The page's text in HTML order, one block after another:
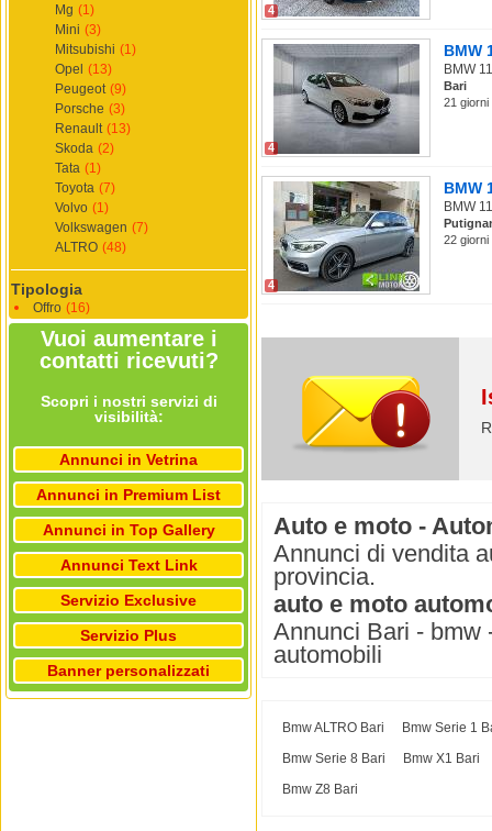
Mg (1)
Mini (3)
Mitsubishi (1)
Opel (13)
Peugeot (9)
Porsche (3)
Renault (13)
Skoda (2)
Tata (1)
Toyota (7)
Volvo (1)
Volkswagen (7)
ALTRO (48)
Tipologia
Offro (16)
Vuoi aumentare i
contatti ricevuti?
Scopri i nostri servizi di
visibilità:
Annunci in Vetrina
Annunci in Premium List
Annunci in Top Gallery
Annunci Text Link
Servizio Exclusive
Servizio Plus
Banner personalizzati
4
4
BMW
BMW
Bari
21 giorni
4
BMW
BMW
22 giorni
Auto e moto -
Annunci di vendita
provincia.
auto e moto
Annunci Bari - bmw
automobili
Bmw ALTRO Bari
Bmw Serie 1
Bmw Serie 8 Bari
Bmw X1 Bari
Bmw Z8 Bari